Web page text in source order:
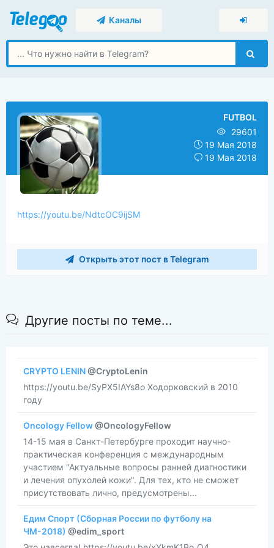
Каналы
FUTBOL
29601
19 Мая 2018
19 Мая 2018
https://youtu.be/NdtcOC9ijSM
Открыть этот пост в Telegram
Другие посты по теме...
CRYPTO LENIN@CryptoLenin
https://youtu.be/SyPX5IAYs8o Ходорковский в 2010
году
Oncology Fellow@OncologyFellow
14-15 мая в Санкт-Петербурге проходит научно-
практическая конференция с международным
участием "Актуальные вопросы ранней диагностики
и лечения опухолей кожи". Для тех, кто не сможет
присутствовать лично, предусмотрены...
Едим Спорт (Сборная России по футболу на
ЧМ-2018) @edim_sport